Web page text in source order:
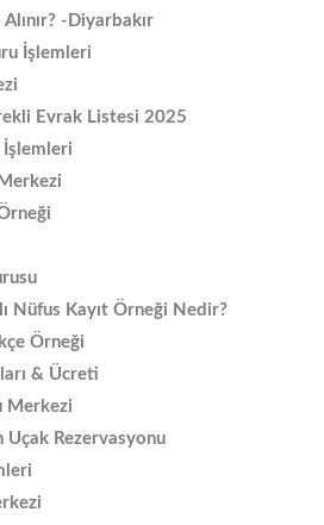
Alınır? -Diyarbakır
İşlemleri
Evrak Listesi 2025
İşlemleri
Nüfus Kayıt Örneği Nedir?
Örneği
& Ücreti
Merkezi
Uçak Rezervasyonu